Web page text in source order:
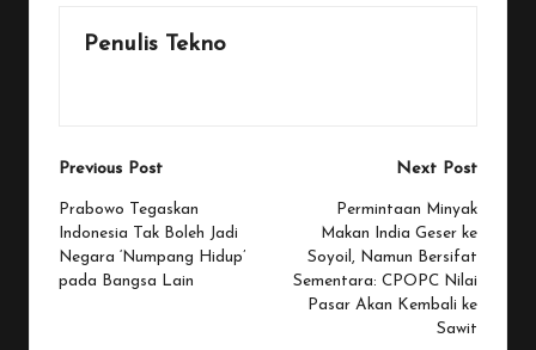
Penulis Tekno
Post
navigation
Previous Post
Prabowo Tegaskan
Indonesia Tak Boleh Jadi
Negara ‘Numpang Hidup’
pada Bangsa Lain
Next Post
Permintaan Minyak
Makan India Geser ke
Soyoil, Namun Bersifat
Sementara: CPOPC Nilai
Pasar Akan Kembali ke
Sawit